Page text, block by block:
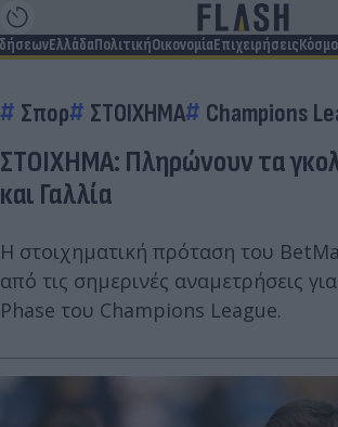
ΕλλάδαΠολιτικήΟικονομίαΕπιχειρήσεις
Σπορ ΣΤΟΙΧΗΜΑ Champions
ΣΤΟΙΧΗΜΑ: Πληρώνουν τα
και Γαλλία
Η στοιχηματική πρόταση του
από τις σημερινές αναμετρήσεις
Phase του Champions League.